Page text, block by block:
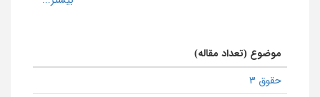
موضوع (تعداد مقاله)
حقوق 3